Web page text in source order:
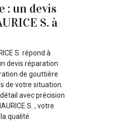
: un devis
S. à
S. répond à
devis réparation
de gouttière
de votre situation.
avec précision
S. , votre
qualité.